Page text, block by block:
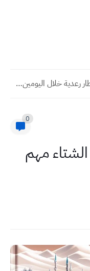
طقس العراق أمطار رعدية خلال اليومين المقبلين
0
مهم